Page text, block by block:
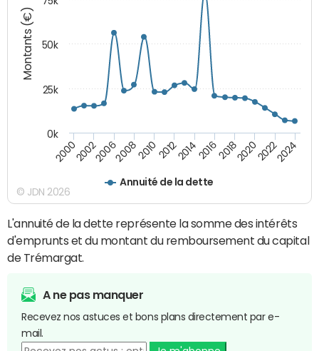
Montants (€)
Annuité de la dette
200020022006200820102012201420162018202020222024
0k
25k
50k
© JDN 2026
L'annuité de la dette représente la somme des intérêts
d'emprunts et du montant du remboursement du capital
de Trémargat.
A ne pas manquer
Recevez nos astuces et bons plans directement par e-
mail.